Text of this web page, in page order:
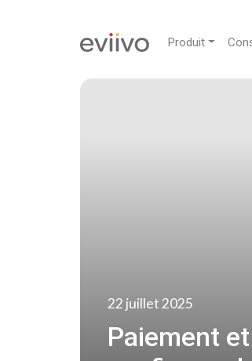
Produit
22 juillet 2025
Paiement